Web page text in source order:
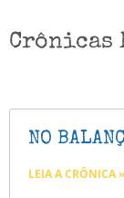
Crônicas
NO
LEIA A CRÔNICA »